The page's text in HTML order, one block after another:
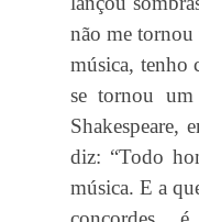
não me
música, tenho
se tornou um
Shakespeare,
diz: “Todo
música. E a